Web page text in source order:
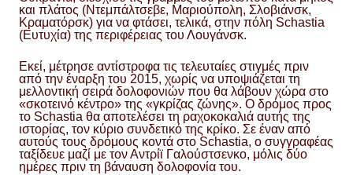
και πλάτος (Ντεμπάλτσεβε, Μαριούπολη, Σλοβιάνσκ,
Κραματόρσκ) για να φτάσει, τελικά, στην πόλη Schastia
(Ευτυχία) της περιφέρειας του Λουγάνσκ.
Εκεί, μέτρησε αντίστροφα τις τελευταίες στιγμές πριν
από την έναρξη του 2015, χωρίς να υποψιάζεται τη
μελλοντική σειρά δολοφονιών που θα λάβουν χώρα στο
«σκοτεινό κέντρο» της «γκρίζας ζώνης». Ο δρόμος προς
το Schastia θα αποτελέσει τη ραχοκοκαλιά αυτής της
ιστορίας, τον κύριο συνδετικό της κρίκο. Σε έναν από
αυτούς τους δρόμους κοντά στο Schastia, ο συγγραφέας
ταξίδευε μαζί με τον Αντρίϊ Γαλούστσενκο, μόλις δύο
ημέρες πριν τη βάναυση δολοφονία του.